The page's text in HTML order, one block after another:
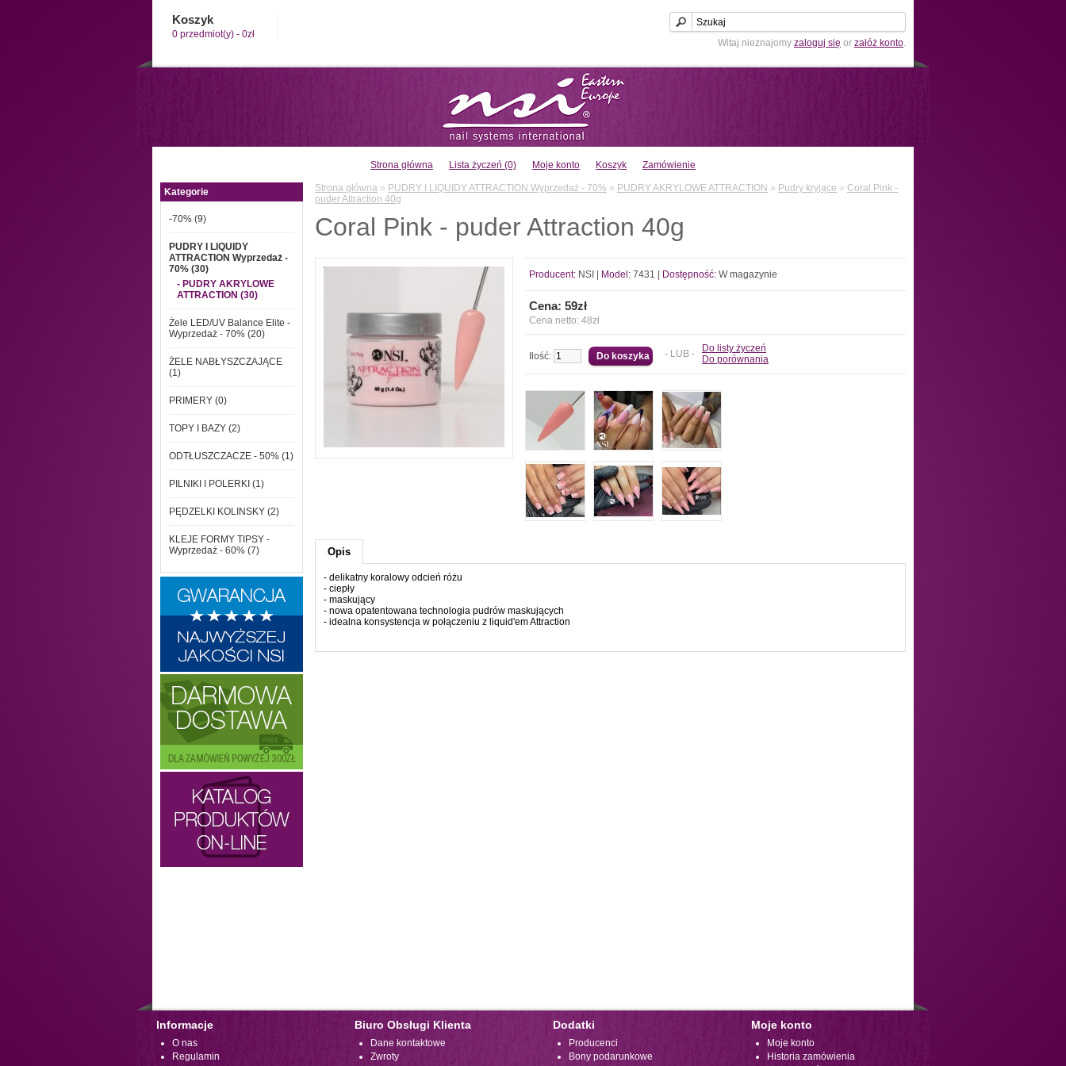
Koszyk
0 przedmiot(y) - 0zł
Witaj nieznajomy zaloguj się or załóż konto.
Strona główna Lista życzeń (0) Moje konto Koszyk Zamówienie
Kategorie
-70% (9)
PUDRY I LIQUIDY
ATTRACTION Wyprzedaż -
70% (30)
- PUDRY AKRYLOWE
ATTRACTION (30)
Żele LED/UV Balance Elite -
Wyprzedaż - 70% (20)
ŻELE NABŁYSZCZAJĄCE
(1)
PRIMERY (0)
TOPY I BAZY (2)
ODTŁUSZCZACZE - 50% (1)
PILNIKI I POLERKI (1)
PĘDZELKI KOLINSKY (2)
KLEJE FORMY TIPSY -
Wyprzedaż - 60% (7)
Strona główna » PUDRY I LIQUIDY ATTRACTION Wyprzedaż - 70% » PUDRY AKRYLOWE ATTRACTION » Pudry kryjące » Coral Pink -
puder Attraction 40g
Coral Pink - puder Attraction 40g
Producent: NSI Model: 7431 | Dostępność: W magazynie
Cena: 59zł
Cena netto: 48zł
Ilość: - LUB -
Do listy życzeń
Do porównania
Opis
- delikatny koralowy odcień różu
- ciepły
- maskujący
- nowa opatentowana technologia pudrów maskujących
- idealna konsystencja w połączeniu z liquid'em Attraction
Informacje
O nas
Regulamin
Biuro Obsługi Klienta
Dane kontaktowe
Zwroty
Dodatki
Producenci
Bony podarunkowe
Moje konto
Moje konto
Historia zamówienia